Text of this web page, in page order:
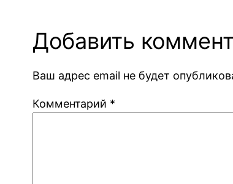
Добавить
Ваш адрес email не будет
Комментарий *